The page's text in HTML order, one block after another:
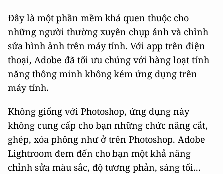
Đây là một phần mềm khá quen thuộc cho
những người thường xuyên chụp ảnh và chỉnh
sửa hình ảnh trên máy tính. Với app trên điện
thoại, Adobe đã tối ưu chúng với hàng loạt tính
năng thông minh không kém ứng dụng trên
máy tính.
Không giống với Photoshop, ứng dụng này
không cung cấp cho bạn những chức năng cắt,
ghép, xóa phông như ở trên Photoshop. Adobe
Lightroom đem đến cho bạn một khả năng
chỉnh sửa màu sắc, độ tương phản, sáng tối...